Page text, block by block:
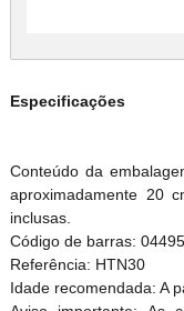
Especificações
Conteúdo da
aproximadamente 20
inclusas.
Código de barras:
Referência: HTN30
Idade recomendada: A